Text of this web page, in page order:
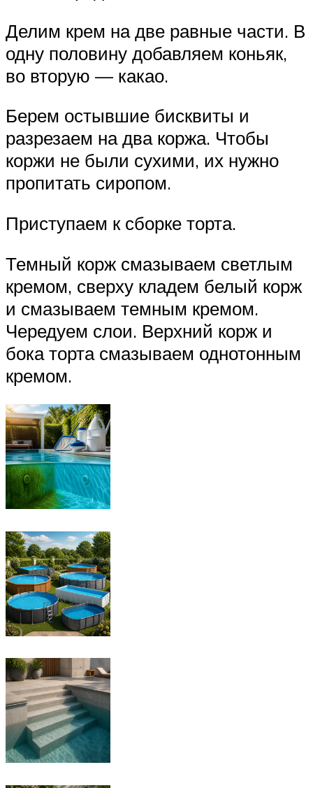
Делим крем на две равные части. В
одну половину добавляем коньяк,
во вторую — какао.
Берем остывшие бисквиты и
разрезаем на два коржа. Чтобы
коржи не были сухими, их нужно
пропитать сиропом.
Приступаем к сборке торта.
Темный корж смазываем светлым
кремом, сверху кладем белый корж
и смазываем темным кремом.
Чередуем слои. Верхний корж и
бока торта смазываем однотонным
кремом.